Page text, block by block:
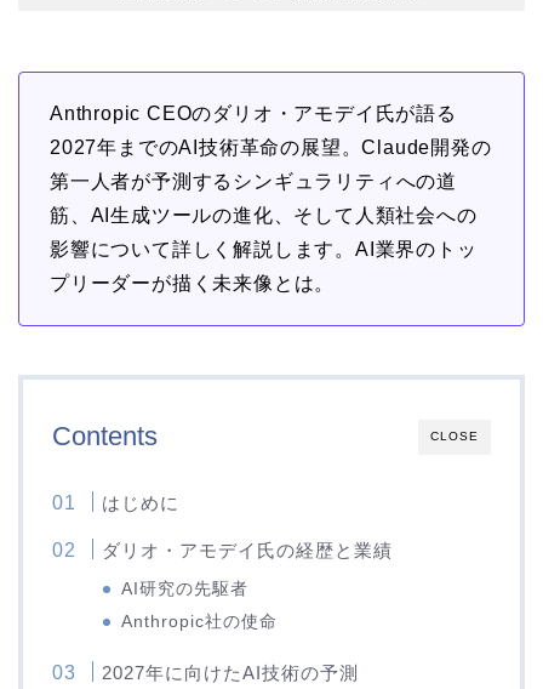
Anthropic CEOのダリオ・アモデイ氏が語る
2027年までのAI技術革命の展望。Claude開発の
第一人者が予測するシンギュラリティへの道
筋、AI生成ツールの進化、そして人類社会への
影響について詳しく解説します。AI業界のトッ
プリーダーが描く未来像とは。
CLOSE
Contents
はじめに
ダリオ・アモデイ氏の経歴と業績
AI研究の先駆者
Anthropic社の使命
2027年に向けたAI技術の予測